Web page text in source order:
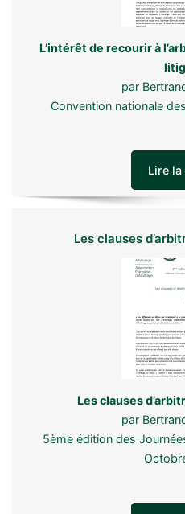
L’intérêt de recourir à
par
Convention nationale
Lire
Les clauses
Les clauses
par
5ème édition des